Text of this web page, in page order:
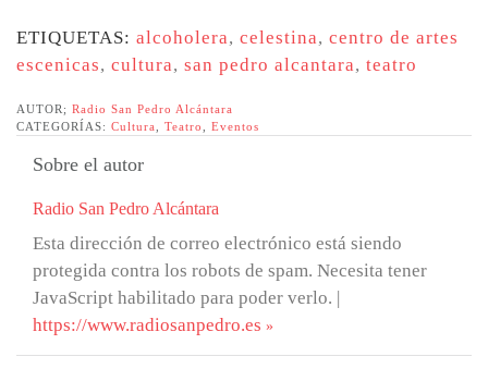
ETIQUETAS: alcoholera, celestina, centro de artes
escenicas, cultura, san pedro alcantara, teatro
AUTOR; Radio San Pedro Alcántara
CATEGORÍAS: Cultura Teatro Eventos
Sobre el autor
Radio San Pedro Alcántara
Esta dirección de correo electrónico está siendo
protegida contra los robots de spam. Necesita tener
JavaScript habilitado para poder verlo. |
https://www.radiosanpedro.es